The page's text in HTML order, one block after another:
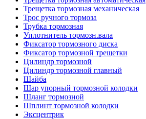
Трещетка тормозная механическая
Трос ручного тормоза
Трубка тормозная
Уплотнитель тормозн.вала
Фиксатор тормозного диска
Фиксатор тормозной трещетки
Цилиндр тормозной
Цилиндр тормозной главный
Шайба
Шар упорный тормозной колодки
Шланг тоpмозной
Шплинт тормозной колодки
Эксцентрик